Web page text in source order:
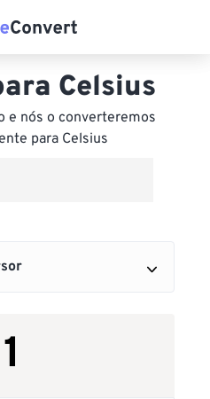
Celsius
e nós o converteremos
para Celsius